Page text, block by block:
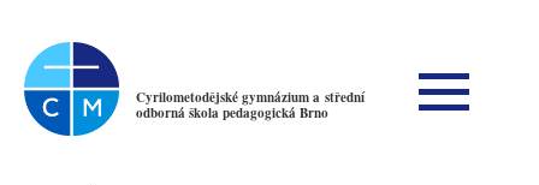
Cyrilometodějské gymnázium a střední
odborná škola pedagogická Brno